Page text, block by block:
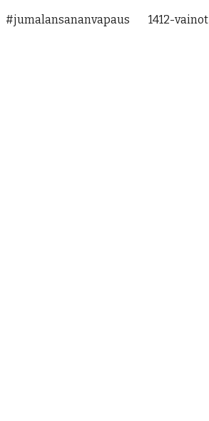
#jumalansananvapaus 1412-vainot